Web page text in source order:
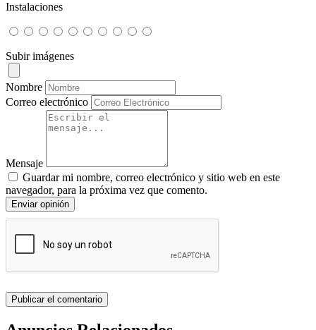
Instalaciones
Subir imágenes
Nombre
Correo electrónico
Mensaje
Guardar mi nombre, correo electrónico y sitio web en este
navegador, para la próxima vez que comento.
Enviar opinión